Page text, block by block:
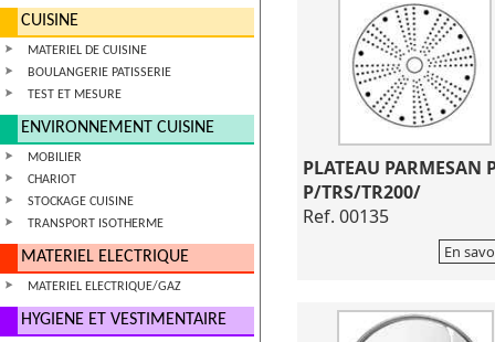
CUISINE
MATERIEL DE CUISINE
BOULANGERIE PATISSERIE
TEST ET MESURE
ENVIRONNEMENT CUISINE
MOBILIER
CHARIOT
STOCKAGE CUISINE
TRANSPORT ISOTHERME
MATERIEL ELECTRIQUE
MATERIEL ELECTRIQUE/GAZ
HYGIENE ET VESTIMENTAIRE
PLATEAU PARMESAN
P/TRS/TR200/
Ref. 00135
En